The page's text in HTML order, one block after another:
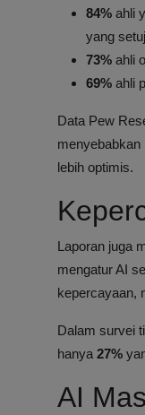
84% ahli
yang
73% ahli
69% ahli
Data Pew
menyebabkan
lebih optimis.
Laporan juga
mengatur AI
kepercayaan,
Dalam survei
hanya 27%
AI